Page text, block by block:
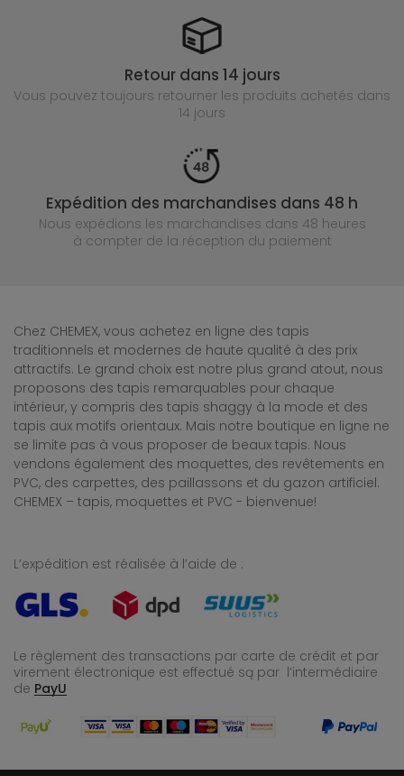
Retour dans 14 jours
Vous pouvez toujours retourner les produits achetés dans
14 jours
Expédition des marchandises dans 48 h
Nous expédions les marchandises dans 48 heures
à compter de la réception du paiement
Chez CHEMEX, vous achetez en ligne des tapis
traditionnels et modernes de haute qualité à des prix
attractifs. Le grand choix est notre plus grand atout, nous
proposons des tapis remarquables pour chaque
intérieur, y compris des tapis shaggy à la mode et des
tapis aux motifs orientaux. Mais notre boutique en ligne ne
se limite pas à vous proposer de beaux tapis. Nous
vendons également des moquettes, des revêtements en
PVC, des carpettes, des paillassons et du gazon artificiel.
CHEMEX – tapis, moquettes et PVC - bienvenue!
L’expédition est réalisée à l’aide de :
Le règlement des transactions par carte de crédit et par
virement électronique est effectué są par l’intermédiaire
de PayU